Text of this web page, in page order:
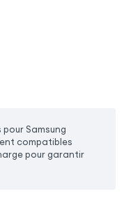
Samsung
compatibles
pour garantir